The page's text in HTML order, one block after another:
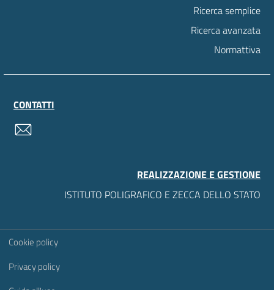
Ricerca semplice
Ricerca avanzata
Normattiva
CONTATTI
REALIZZAZIONE E GESTIONE
ISTITUTO POLIGRAFICO E ZECCA DELLO STATO
Sezione Link Utili
Cookie policy
Privacy policy